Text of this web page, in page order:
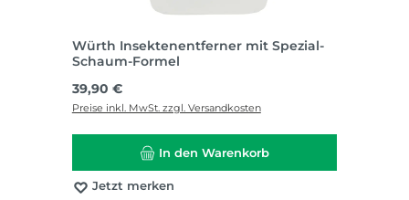
Würth Insektenentferner mit Spezial-
Schaum-Formel
Regulärer Preis:
39,90 €
Preise inkl. MwSt. zzgl. Versandkosten
In den Warenkorb
Jetzt merken